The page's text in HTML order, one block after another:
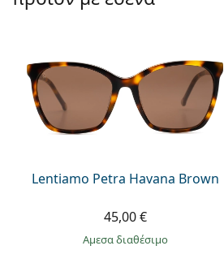
Persol
Όλες οι μάρκες
Lentiamo Petra Havana Brown
45,00 €
άμεσα διαθέσιμο